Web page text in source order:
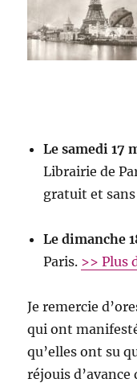
Le samedi 17
Librairie de
gratuit et
Le dimanche
Paris. >> Plus
Je remercie
qui ont
qu’elles ont su
réjouis